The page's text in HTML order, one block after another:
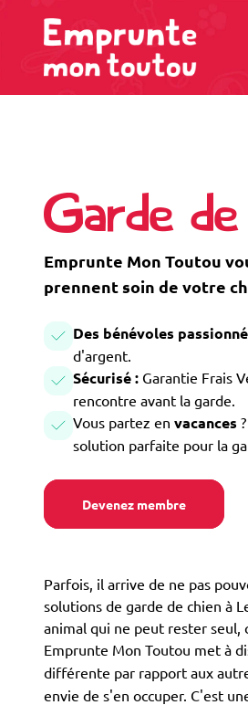
Garde
Emprunte Mon Toutou
prennent soin de votre
Des bénévoles
d'argent.
Sécurisé : Garantie Frais
rencontre avant la garde.
Vous partez en vacances
solution parfaite pour la
Devenez membre
Parfois, il arrive de ne pas
solutions de garde de chien à
animal qui ne peut rester
Emprunte Mon Toutou met à
différente par rapport aux
envie de s'en occuper. C'est